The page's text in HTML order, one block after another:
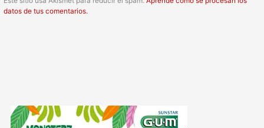
datos de tus comentarios.